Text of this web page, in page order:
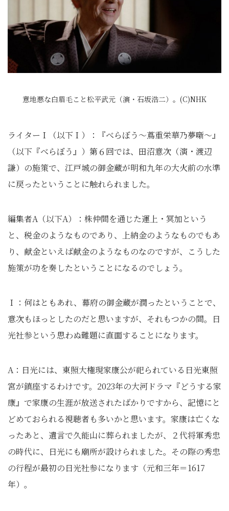
意地悪な白眉毛こと松平武元（演・石坂浩二）。(C)NHK
ライターＩ（以下Ｉ）：『べらぼう～蔦重栄華乃夢噺～』
（以下『べらぼう』）第６回では、田沼意次（演・渡辺
謙）の施策で、江戸城の御金蔵が明和九年の大火前の水準
に戻ったということに触れられました。
編集者A（以下A）：株仲間を通じた運上・冥加という
と、税金のようなものであり、上納金のようなものでもあ
り、献金といえば献金のようなものなのですが、こうした
施策が功を奏したということになるのでしょう。
Ｉ：何はともあれ、幕府の御金蔵が潤ったということで、
意次もほっとしたのだと思いますが、それもつかの間。日
光社参という思わぬ難題に直面することになります。
A：日光には、東照大権現家康公が祀られている日光東照
宮が鎮座するわけです。2023年の大河ドラマ『どうする家
康』で家康の生涯が放送されたばかりですから、記憶にと
どめておられる視聴者も多いかと思います。家康は亡くな
ったあと、遺言で久能山に葬られましたが、２代将軍秀忠
の時代に、日光にも廟所が設けられました。その際の秀忠
の行程が最初の日光社参になります（元和三年＝1617
年）。